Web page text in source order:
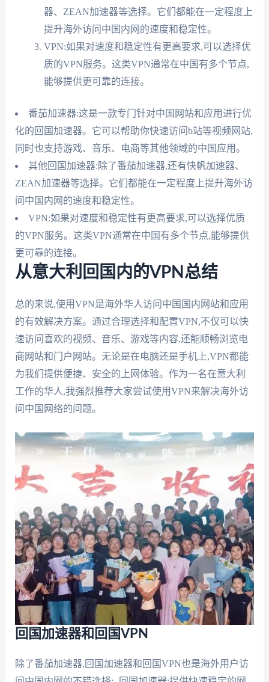
器、ZEAN加速器等选择。它们都能在一定程度上
提升海外访问中国内网的速度和稳定性。
VPN:如果对速度和稳定性有更高要求,可以选择优
质的VPN服务。这类VPN通常在中国有多个节点,
能够提供更可靠的连接。
番茄加速器:这是一款专门针对中国网站和应用进行优
化的回国加速器。它可以帮助你快速访问b站等视频网站,
同时也支持游戏、音乐、电商等其他领域的中国应用。
其他回国加速器:除了番茄加速器,还有快帆加速器、
ZEAN加速器等选择。它们都能在一定程度上提升海外访
问中国内网的速度和稳定性。
VPN:如果对速度和稳定性有更高要求,可以选择优质
的VPN服务。这类VPN通常在中国有多个节点,能够提供
更可靠的连接。
从意大利回国内的VPN总结
总的来说,使用VPN是海外华人访问中国国内网站和应用
的有效解决方案。通过合理选择和配置VPN,不仅可以快
速访问喜欢的视频、音乐、游戏等内容,还能顺畅浏览电
商网站和门户网站。无论是在电脑还是手机上,VPN都能
为我们提供便捷、安全的上网体验。作为一名在意大利
工作的华人,我强烈推荐大家尝试使用VPN来解决海外访
问中国网络的问题。
回国加速器和回国VPN
除了番茄加速器,回国加速器和回国VPN也是海外用户访